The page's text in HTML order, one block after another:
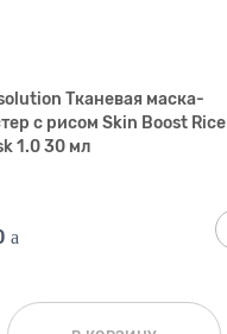
Тканевая маска-
с рисом Skin Boost Rice
1.0 30 мл